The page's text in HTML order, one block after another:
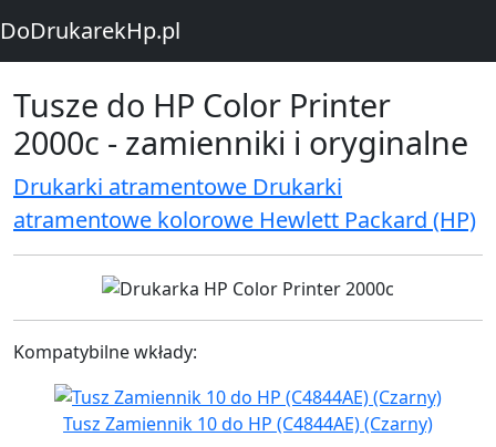
DoDrukarekHp.pl
Tusze do HP Color Printer
2000c - zamienniki i oryginalne
Drukarki atramentowe Drukarki
atramentowe kolorowe Hewlett Packard (HP)
Kompatybilne wkłady:
Tusz Zamiennik 10 do HP (C4844AE) (Czarny)